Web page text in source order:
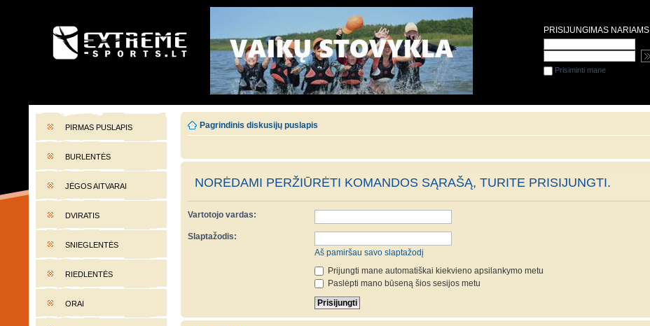
EXTREME-SPORTS.LT
PIRMAS PUSLAPIS
BURLENTĖS
JĖGOS AITVARAI
DVIRATIS
SNIEGLENTĖS
RIEDLENTĖS
ORAI
Pagrindinis diskusijų puslapis
NORĖDAMI PERŽIŪRĖTI KOMANDOS SĄRAŠĄ, TURITE PRISIJUNGTI.
Vartotojo vardas:
Slaptažodis:
Aš pamiršau savo slaptažodį
Prijungti mane automatiškai kiekvieno apsilankymo metu
Paslėpti mano būseną šios sesijos metu
PRISIJUNGIMAS NARIAMS
Prisiminti mane